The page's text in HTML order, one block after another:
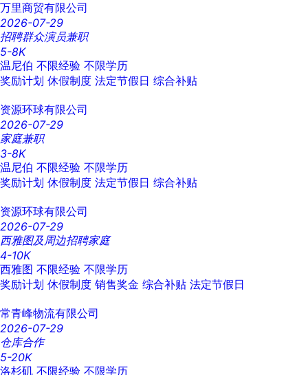
万里商贸有限公司
2026-07-29
招聘群众演员兼职
5-8K
温尼伯 不限经验 不限学历
奖励计划 休假制度 法定节假日 综合补贴
资源环球有限公司
2026-07-29
家庭兼职
3-8K
温尼伯 不限经验 不限学历
奖励计划 休假制度 法定节假日 综合补贴
资源环球有限公司
2026-07-29
西雅图及周边招聘家庭
4-10K
西雅图 不限经验 不限学历
奖励计划 休假制度 销售奖金 综合补贴 法定节假日
常青峰物流有限公司
2026-07-29
仓库合作
5-20K
洛杉矶 不限经验 不限学历